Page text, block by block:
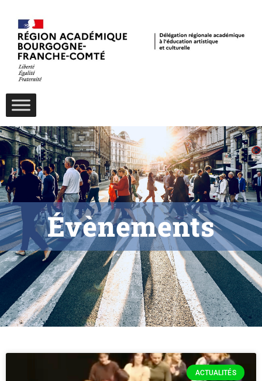
Évènements
ACTUALITÉS